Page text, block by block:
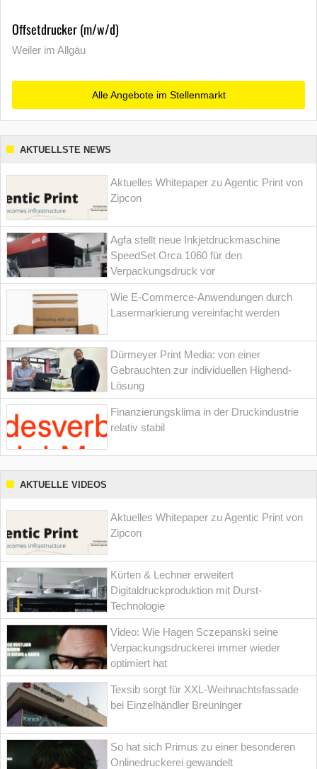
Offsetdrucker (m/w/d)
Weiler im Allgäu
Alle Angebote im Stellenmarkt
AKTUELLSTE NEWS
Aktuelles Whitepaper zu Agentic Print von
Zipcon
Agfa stellt neue Inkjetdruckmaschine
SpeedSet Orca 1060 für den
Verpackungsdruck vor
Wie E-Commerce-Anwendungen durch
Lasermarkierung vereinfacht werden
Dürmeyer Print Media: von einer
Gebrauchten zur individuellen Highend-
Lösung
Finanzierungsklima in der Druckindustrie
relativ stabil
AKTUELLE VIDEOS
Aktuelles Whitepaper zu Agentic Print von
Zipcon
Kürten & Lechner erweitert
Digitaldruckproduktion mit Durst-
Technologie
Video: Wie Hagen Sczepanski seine
Verpackungsdruckerei immer wieder
optimiert hat
Texsib sorgt für XXL-Weihnachtsfassade
bei Einzelhändler Breuninger
So hat sich Primus zu einer besonderen
Onlinedruckerei gewandelt